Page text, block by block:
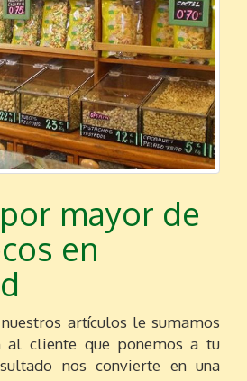
mayor de
en
artículos le sumamos
al cliente que ponemos a tu
nos convierte en una